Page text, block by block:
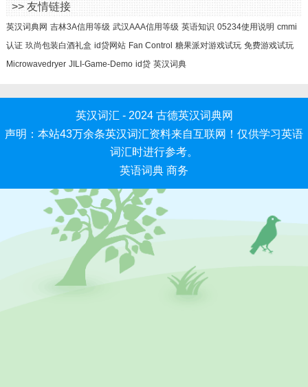
>> 友情链接
英汉词典网 吉林3A信用等级 武汉AAA信用等级 英语知识 05234使用说明 cmmi
认证 玖尚包装白酒礼盒 id贷网站 Fan Control 糖果派对游戏试玩 免费游戏试玩
Microwavedryer JILI-Game-Demo id贷 英汉词典
英汉词汇 - 2024 古德英汉词典网
声明：本站43万余条英汉词汇资料来自互联网！仅供学习英语
词汇时进行参考。
英语词典 商务